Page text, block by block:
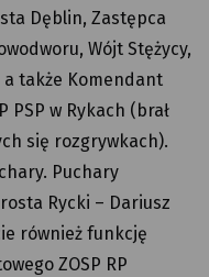
Dęblin, Zastępca
Wójt Stężycy,
także Komendant
PSP w Rykach (brał
się rozgrywkach).
Puchary
Rycki – Dariusz
również funkcję
ZOSP RP